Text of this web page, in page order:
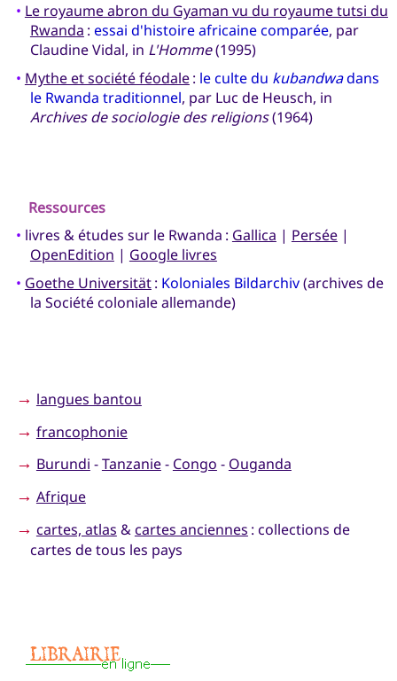
• Le royaume abron du Gyaman vu du royaume tutsi du
Rwanda : essai d'histoire africaine comparée, par
Claudine Vidal, in L'Homme(1995)
• Mythe et société féodale: le culte du kubandwadans
le Rwanda traditionnel, par Luc de Heusch, in
Archives de sociologie des religions(1964)
Ressources
• livres & études sur le Rwanda : Gallica | Persée|
OpenEdition | Google livres
• Goethe Universität: Koloniales Bildarchiv(archives de
la Société coloniale allemande)
→ langues bantou
→ francophonie
→ Burundi -Tanzanie- Congo - Ouganda
→ Afrique
→ cartes, atlas &cartes anciennes : collections de
cartes de tous les pays